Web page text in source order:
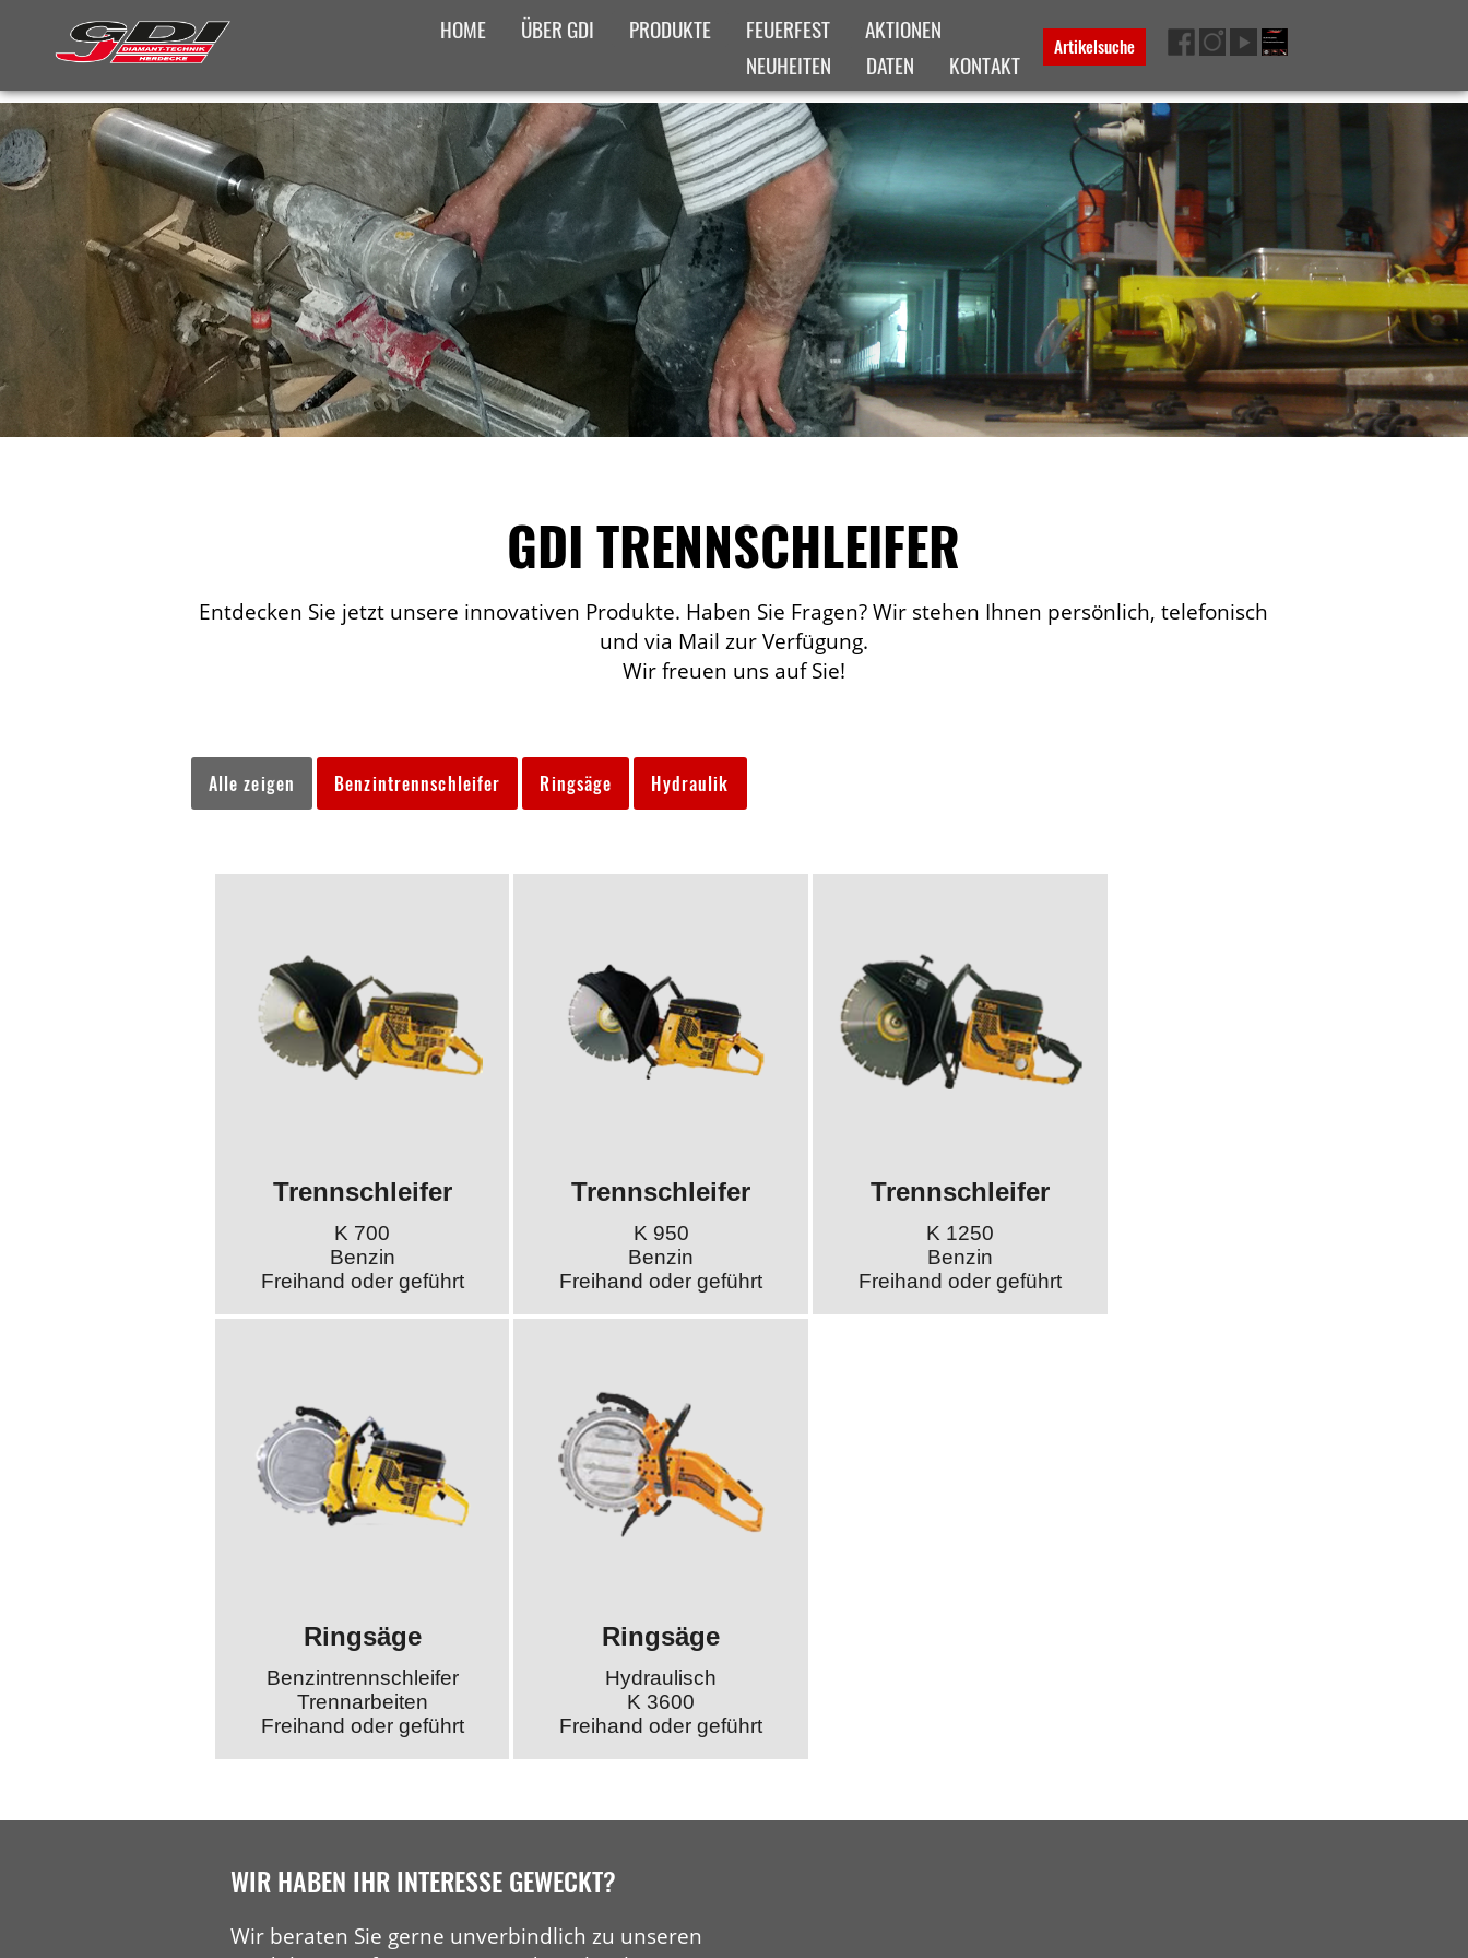
HOME ÜBER GDI PRODUKTE FEUERFEST
AKTIONEN
NEUHEITEN
DATEN
KONTAKT
SONSTIGES
Artikelsuche
GDI TRENNSCHLEIFER
Entdecken Sie jetzt unsere innovativen Produkte. Haben Sie Fragen? Wir stehen Ihnen persönlich, telefonisch
und via Mail zur Verfügung.
Wir freuen uns auf Sie!
Alle zeigen Benzintrennschleifer Ringsäge Hydraulik
Trennschleifer
K 700
Benzin
Freihand oder geführt
Trennschleifer
K 950
Benzin
Freihand oder geführt
Trennschleifer
K 1250
Benzin
Freihand oder geführt
Ringsäge
Benzintrennschleifer
Trennarbeiten
Freihand oder geführt
Ringsäge
Hydraulisch
K 3600
Freihand oder geführt
WIR HABEN IHR INTERESSE GEWECKT?
Wir beraten Sie gerne unverbindlich zu unseren